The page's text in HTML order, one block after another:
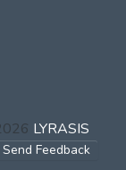
LYRASIS
Send Feedback